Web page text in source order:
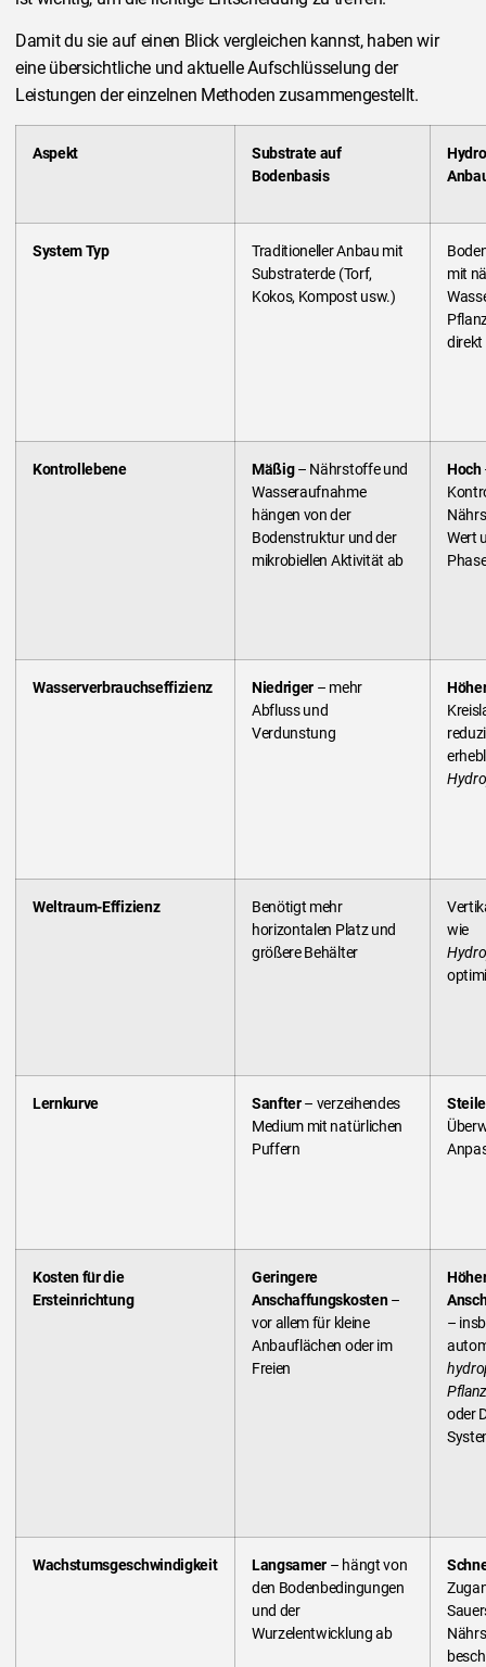
Damit du sie auf einen Blick vergleichen kannst, haben wir
eine übersichtliche und aktuelle Aufschlüsselung der
Leistungen der einzelnen Methoden zusammengestellt.
Aspekt
Substrate auf
Bodenbasis
System Typ
Traditioneller Anbau mit
Substraterde (Torf,
Kokos, Kompost usw.)
mit
Kontrollebene Mäßig– Nährstoffe und
Wasseraufnahme
hängen von der
Bodenstruktur und der
mikrobiellen Aktivität ab
Hoch
Wert
Wasserverbrauchseffizienz Niedriger – mehr
Abfluss und
Verdunstung
Weltraum-Effizienz
Benötigt mehr
horizontalen Platz und
größere Behälter
wie
Lernkurve Sanfter– verzeihendes
Medium mit natürlichen
Puffern
Kosten für die
Ersteinrichtung
Geringere
Anschaffungskosten–
vor allem für kleine
Anbauflächen oder im
Freien
–
oder
Wachstumsgeschwindigkeit Langsamer – hängt von
den Bodenbedingungen
und der
Wurzelentwicklung ab